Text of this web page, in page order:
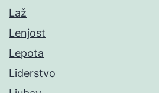
Laž
Lenjost
Lepota
Liderstvo